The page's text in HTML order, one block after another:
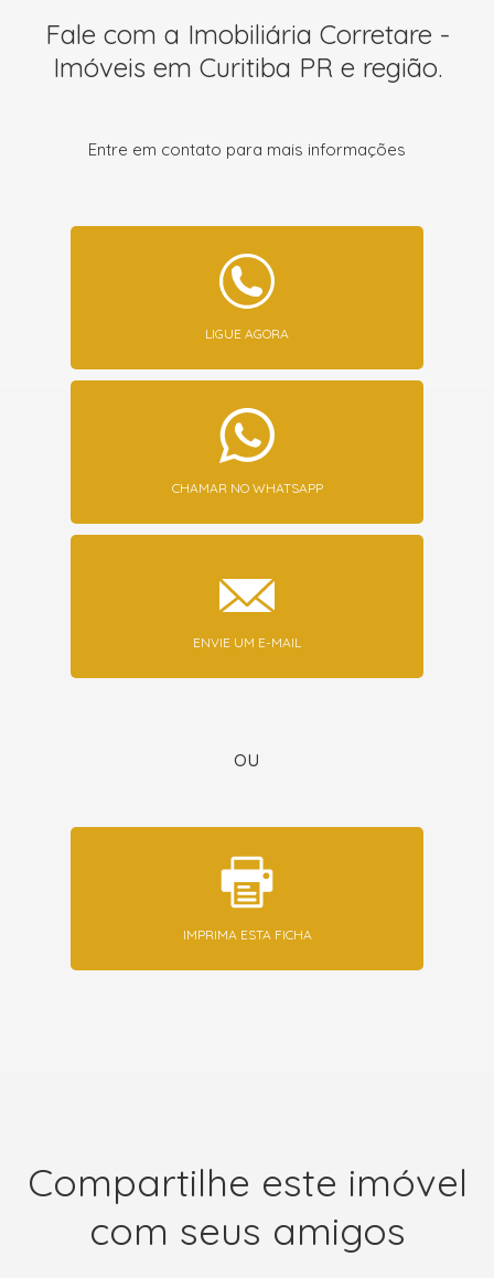
Fale com a Imobiliária Corretare -
Imóveis em Curitiba PR e região.
Entre em contato para mais informações
LIGUE AGORA
CHAMAR NO WHATSAPP
ENVIE UM E-MAIL
ou
IMPRIMA ESTA FICHA
Compartilhe este imóvel
com seus amigos